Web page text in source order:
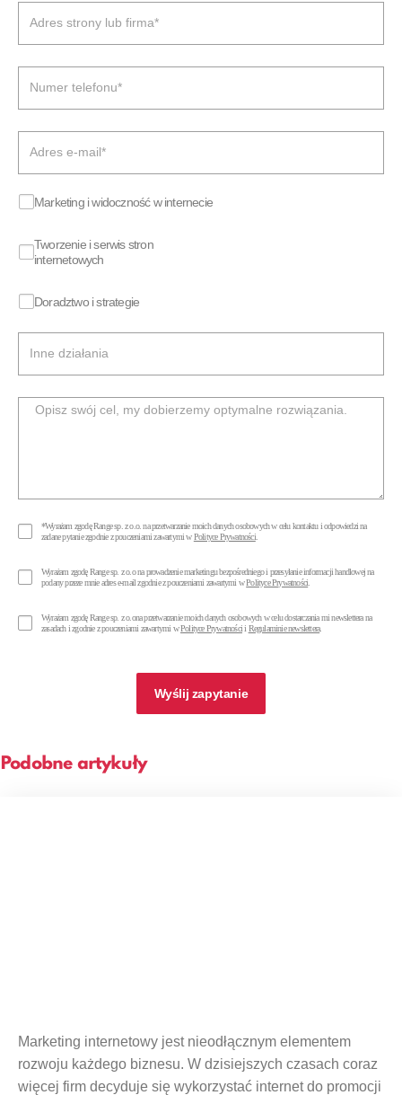
R
d
z
Marketing i widoczność w internecie
Tworzenie i serwis stron
internetowych
Doradztwo i strategie
*Wyrażam zgodę Range sp. z o.o. na przetwarzanie moich danych osobowych w celu kontaktu i odpowiedzi na
zadane pytanie zgodnie z pouczeniami zawartymi wPolityce Prywatności.
Wyrażam zgodę Range sp. z o.o na prowadzenie marketingu bezpośredniego i przesyłanie informacji handlowej na
podany przeze mnie adres e-mail zgodnie z pouczeniami zawartymi wPolityce Prywatności
Wyrażam zgodę Range sp. z o.ona przetwarzanie moich danych osobowych w celu dostarczania mi newslettera na
zasadach i zgodnie z pouczeniami zawartymi wPolityce Prywatnościi Regulaminie newslettera.
Wyślij zapytanie
Podobne artykuły
Marketing internetowy jest nieodłącznym elementem
rozwoju każdego biznesu. W dzisiejszych czasach coraz
więcej firm decyduje się wykorzystać internet do promocji